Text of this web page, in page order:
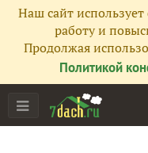
Наш сайт
работу и
Продолжая
Политикой